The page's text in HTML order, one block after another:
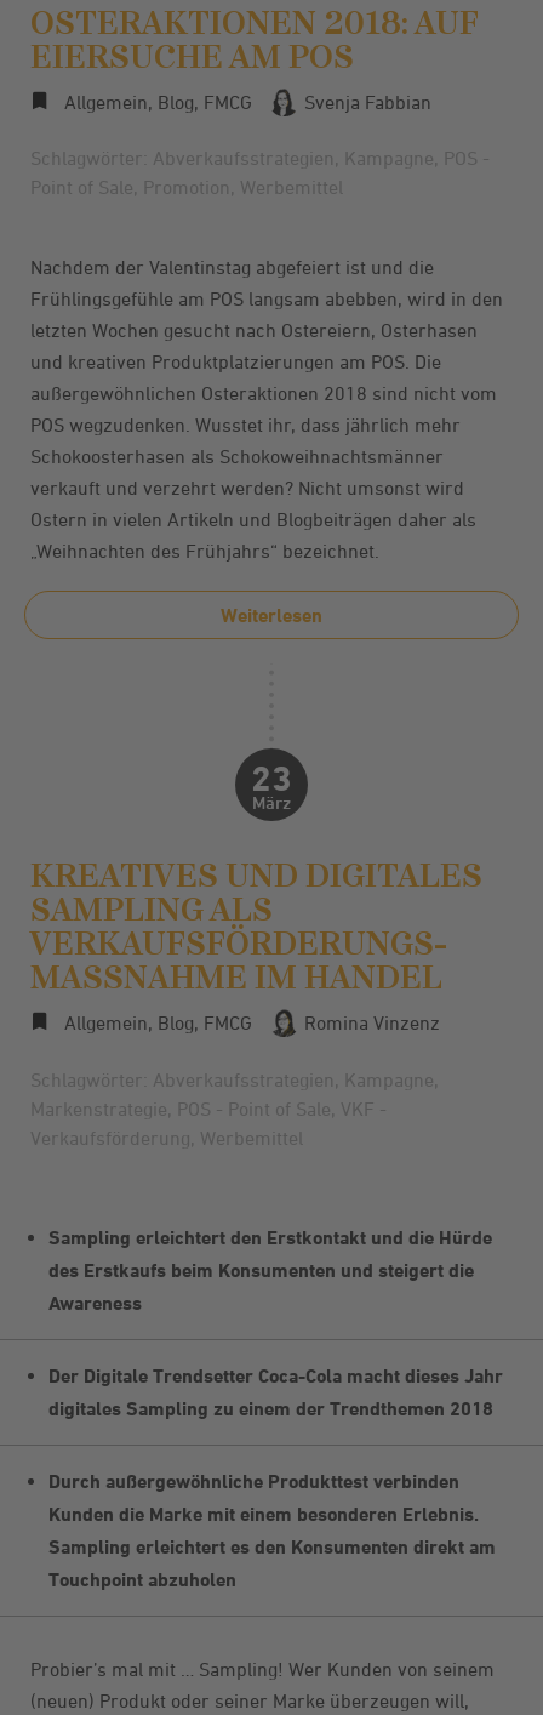
OSTERAKTIONEN 2018: AUF
EIERSUCHE AM POS
Allgemein Blog FMCG Svenja Fabbian
Schlagwörter: Abverkaufsstrategien Kampagne
POS -
Point of Sale
Promotion Werbemittel
Nachdem der Valentinstag abgefeiert ist und die
Frühlingsgefühle am POS langsam abebben, wird in den
letzten Wochen gesucht nach Ostereiern, Osterhasen
und kreativen Produktplatzierungen am POS. Die
außergewöhnlichen Osteraktionen 2018 sind nicht vom
POS wegzudenken. Wusstet ihr, dass jährlich mehr
Schokoosterhasen als Schokoweihnachtsmänner
verkauft und verzehrt werden? Nicht umsonst wird
Ostern in vielen Artikeln und Blogbeiträgen daher als
„Weihnachten des Frühjahrs“ bezeichnet.
Weiterlesen
23
März
KREATIVES UND DIGITALES
SAMPLING ALS
VERKAUFSFÖRDERUNGS­
MASSNAHME IM HANDEL
Allgemein, Blog, FMCG Romina Vinzenz
Schlagwörter: Abverkaufsstrategien Kampagne
Markenstrategie
POS - Point of Sale VKF -
Verkaufsförderung Werbemittel
Sampling erleichtert den Erstkontakt und die Hürde
des Erstkaufs beim Konsumenten und steigert die
Awareness
Der Digitale Trendsetter Coca-Cola macht dieses Jahr
digitales Sampling zu einem der Trendthemen 2018
Durch außergewöhnliche Produkttest verbinden
Kunden die Marke mit einem besonderen Erlebnis.
Sampling erleichtert es den Konsumenten direkt am
Touchpoint abzuholen
Probier’s mal mit … Sampling! Wer Kunden von seinem
(neuen) Produkt oder seiner Marke überzeugen will,